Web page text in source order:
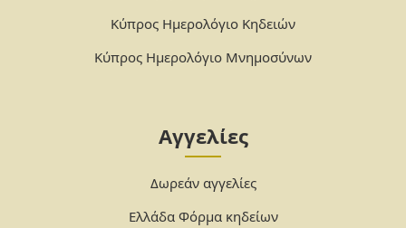
Κύπρος Ημερολόγιο Κηδειών
Κύπρος Ημερολόγιο Μνημοσύνων
Αγγελίες
Δωρεάν αγγελίες
Ελλάδα Φόρμα κηδείων